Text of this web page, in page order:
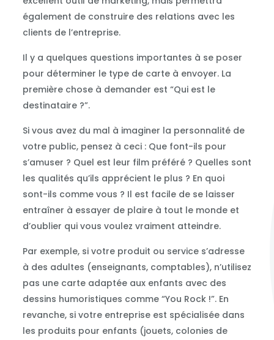
également de construire des relations avec les
clients de l’entreprise.
Il y a quelques questions importantes à se poser
pour déterminer le type de carte à envoyer. La
première chose à demander est “Qui est le
destinataire ?”.
Si vous avez du mal à imaginer la personnalité de
votre public, pensez à ceci : Que font-ils pour
s’amuser ? Quel est leur film préféré ? Quelles sont
les qualités qu’ils apprécient le plus ? En quoi
sont-ils comme vous ? Il est facile de se laisser
entraîner à essayer de plaire à tout le monde et
d’oublier qui vous voulez vraiment atteindre.
Par exemple, si votre produit ou service s’adresse
à des adultes (enseignants, comptables), n’utilisez
pas une carte adaptée aux enfants avec des
dessins humoristiques comme “You Rock !”. En
revanche, si votre entreprise est spécialisée dans
les produits pour enfants (jouets, colonies de